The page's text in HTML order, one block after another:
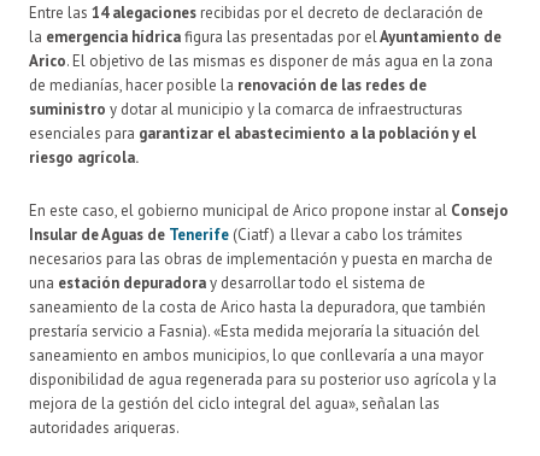
Entre las 14 alegaciones recibidas por el decreto de declaración de
la emergencia hídricafigura las presentadas por elAyuntamiento de
Arico. El objetivo de las mismas es disponer de más agua en la zona
de medianías, hacer posible la renovación de las redes de
suministro y dotar al municipio y la comarca de infraestructuras
esenciales para garantizar el abastecimiento a la población y el
riesgo agrícola.
En este caso, el gobierno municipal de Arico propone instar al Consejo
Insular de Aguas de Tenerife (Ciatf) a llevar a cabo los trámites
necesarios para las obras de implementación y puesta en marcha de
una estación depuradoray desarrollar todo el sistema de
saneamiento de la costa de Arico hasta la depuradora, que también
prestaría servicio a Fasnia). «Esta medida mejoraría la situación del
saneamiento en ambos municipios, lo que conllevaría a una mayor
disponibilidad de agua regenerada para su posterior uso agrícola y la
mejora de la gestión del ciclo integral del agua», señalan las
autoridades ariqueras.